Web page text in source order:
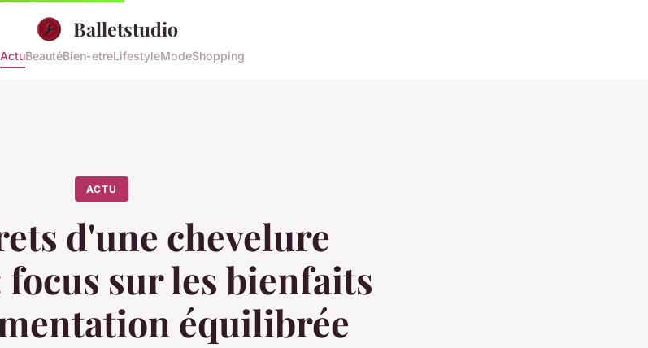
Balletstudio
ActuBeautéBien-etreLifestyleModeShopping
ACTU
d'une chevelure
focus sur les bienfaits
équilibrée